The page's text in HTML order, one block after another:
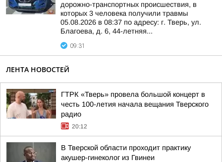
дорожно-транспортных происшествия, в
которых 3 человека получили травмы
05.08.2026 в 08:37 по адресу: г. Тверь, ул.
Благоева, д. 6, 44-летняя...
09:31
ЛЕНТА НОВОСТЕЙ
ГТРК «Тверь» провела большой концерт в
честь 100-летия начала вещания Тверского
радио
20:12
В Тверской области проходит практику
акушер-гинеколог из Гвинеи